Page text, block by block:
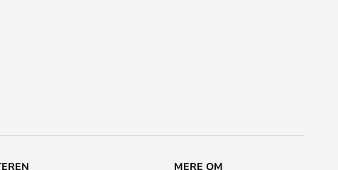
MERE OM